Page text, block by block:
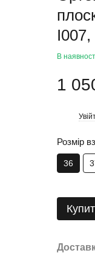
I007,
В
1
Розмір
36